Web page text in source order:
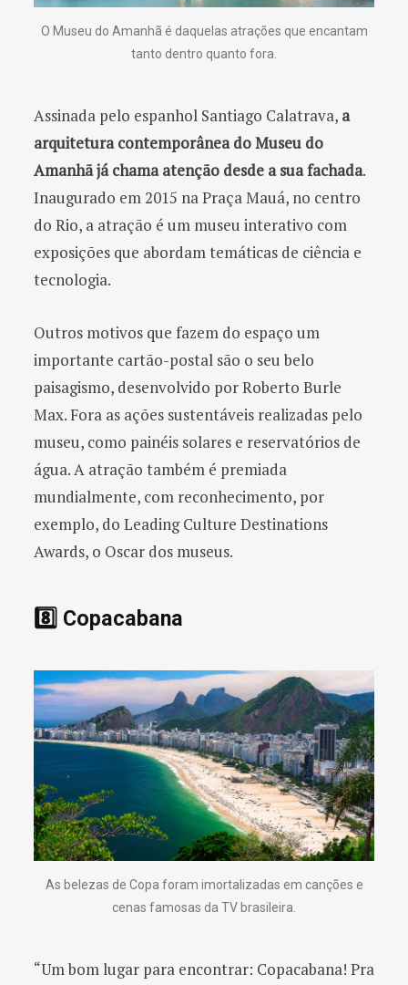
O Museu do Amanhã é daquelas atrações que encantam
tanto dentro quanto fora.
Assinada pelo espanhol Santiago Calatrava, a
arquitetura contemporânea do Museu do
Amanhã já chama atenção desde a sua fachada.
Inaugurado em 2015 na Praça Mauá, no centro
do Rio, a atração é um museu interativo com
exposições que abordam temáticas de ciência e
tecnologia.
Outros motivos que fazem do espaço um
importante cartão-postal são o seu belo
paisagismo, desenvolvido por Roberto Burle
Max. Fora as ações sustentáveis realizadas pelo
museu, como painéis solares e reservatórios de
água. A atração também é premiada
mundialmente, com reconhecimento, por
exemplo, do Leading Culture Destinations
Awards, o Oscar dos museus.
8️⃣ Copacabana
As belezas de Copa foram imortalizadas em canções e
cenas famosas da TV brasileira.
“Um bom lugar para encontrar: Copacabana! Pra